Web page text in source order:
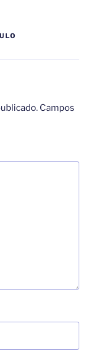
Campos